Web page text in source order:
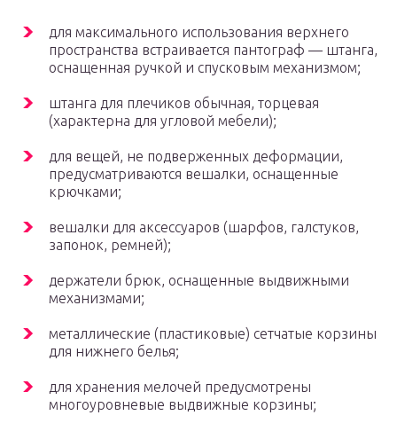
для максимального использования верхнего
пространства встраивается пантограф — штанга,
оснащенная ручкой и спусковым механизмом;
штанга для плечиков обычная, торцевая
(характерна для угловой мебели);
для вещей, не подверженных деформации,
предусматриваются вешалки, оснащенные
крючками;
вешалки для аксессуаров (шарфов, галстуков,
запонок, ремней);
держатели брюк, оснащенные выдвижными
механизмами;
металлические (пластиковые) сетчатые корзины
для нижнего белья;
для хранения мелочей предусмотрены
многоуровневые выдвижные корзины;